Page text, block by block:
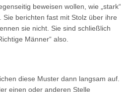
beweisen wollen, wie „stark“
Sie berichten fast mit Stolz über ihre
sie nicht. Sie sind schließlich
Männer“ also.
diese Muster dann langsam auf.
einen oder anderen Stelle